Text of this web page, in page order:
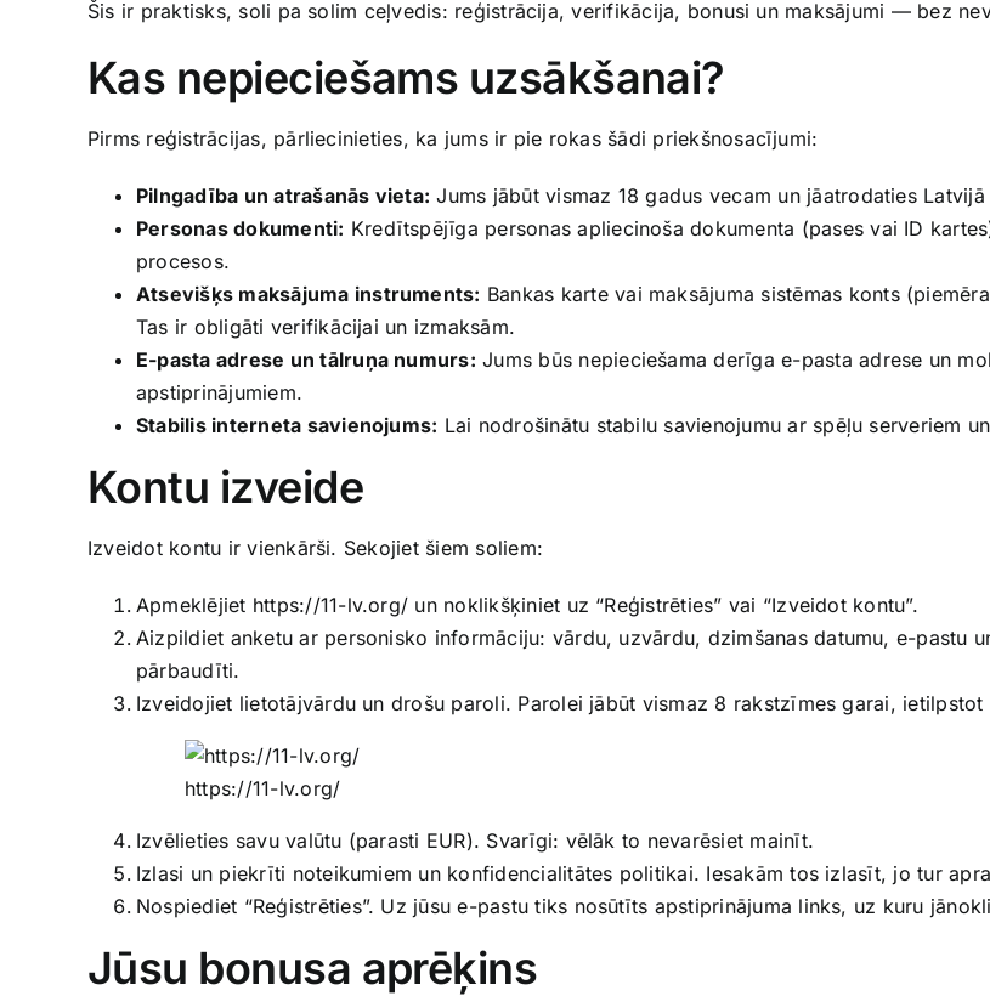
Šis ir praktisks, soli pa solim ceļvedis: reģistrācija, verifikācija, bonusi un maksājumi — bez
Kas nepieciešams uzsākšanai?
Pirms reģistrācijas, pārliecinieties, ka jums ir pie rokas šādi priekšnosacījumi:
Pilngadība un atrašanās vieta: Jums jābūt vismaz 18 gadus vecam un jāatrodaties
Personas dokumenti: Kredītspējīga personas apliecinoša dokumenta (pases vai ID
procesos.
Atsevišķs maksājuma instruments: Bankas karte vai maksājuma sistēmas konts
Tas ir obligāti verifikācijai un izmaksām.
E-pasta adrese un tālruņa numurs: Jums būs nepieciešama derīga e-pasta adrese un
apstiprinājumiem.
Stabilis interneta savienojums: Lai nodrošinātu stabilu savienojumu ar spēļu serveriem
Kontu izveide
Izveidot kontu ir vienkārši. Sekojiet šiem soliem:
Apmeklējiet https://11-lv.org/ un noklikšķiniet uz “Reģistrēties” vai “Izveidot kontu”.
Aizpildiet anketu ar personisko informāciju: vārdu, uzvārdu, dzimšanas datumu, e-pastu
pārbaudīti.
Izveidojiet lietotājvārdu un drošu paroli. Parolei jābūt vismaz 8 rakstzīmes garai,
https://11-lv.org/
Izvēlieties savu valūtu (parasti EUR). Svarīgi: vēlāk to nevarēsiet mainīt.
Izlasi un piekrīti noteikumiem un konfidencialitātes politikai. Iesakām tos izlasīt, jo tur
Nospiediet “Reģistrēties”. Uz jūsu e-pastu tiks nosūtīts apstiprinājuma links, uz kuru
Jūsu bonusa aprēķins